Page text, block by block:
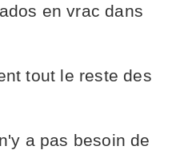
en vrac dans
tout le reste des
a pas besoin de